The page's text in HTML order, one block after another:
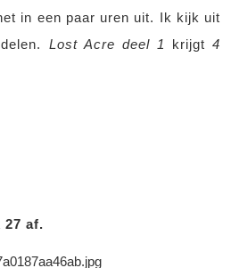
in een paar uren uit. Ik kijk uit
Lost Acre deel 1 krijgt4
27 af.